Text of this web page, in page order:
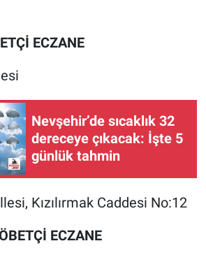
ECZANE
Nevşehir’de sıcaklık 32
dereceye çıkacak: İşte 5
günlük tahmin
Kızılırmak Caddesi No:12
ECZANE